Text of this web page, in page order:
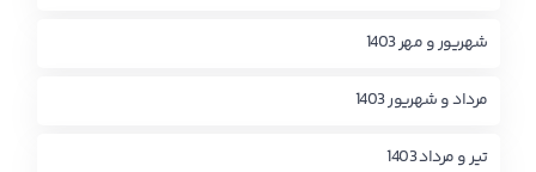
شهریور و مهر 1403
مرداد و شهریور 1403
تیر و مرداد 1403